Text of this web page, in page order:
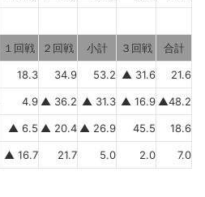
１回戦 ２回戦 小計 ３回戦 合計
18.3 34.9 53.2 ▲ 31.6 21.6
4.9 ▲ 36.2 ▲ 31.3 ▲ 16.9 ▲48.2
▲ 6.5 ▲ 20.4 ▲ 26.9 45.5 18.6
▲ 16.7 21.7 5.0 2.0 7.0